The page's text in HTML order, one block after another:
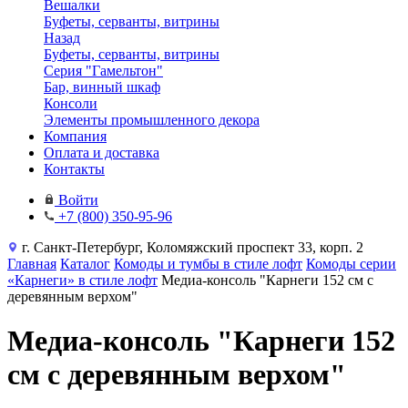
Вешалки
Буфеты, серванты, витрины
Назад
Буфеты, серванты, витрины
Серия "Гамельтон"
Бар, винный шкаф
Консоли
Элементы промышленного декора
Компания
Оплата и доставка
Контакты
Войти
+7 (800) 350-95-96
г. Санкт-Петербург, Коломяжский проспект 33, корп. 2
Главная Каталог Комоды и тумбы в стиле лофт Комоды серии
«Карнеги» в стиле лофт Медиа-консоль "Карнеги 152 см с
деревянным верхом"
Медиа-консоль "Карнеги 152
см с деревянным верхом"